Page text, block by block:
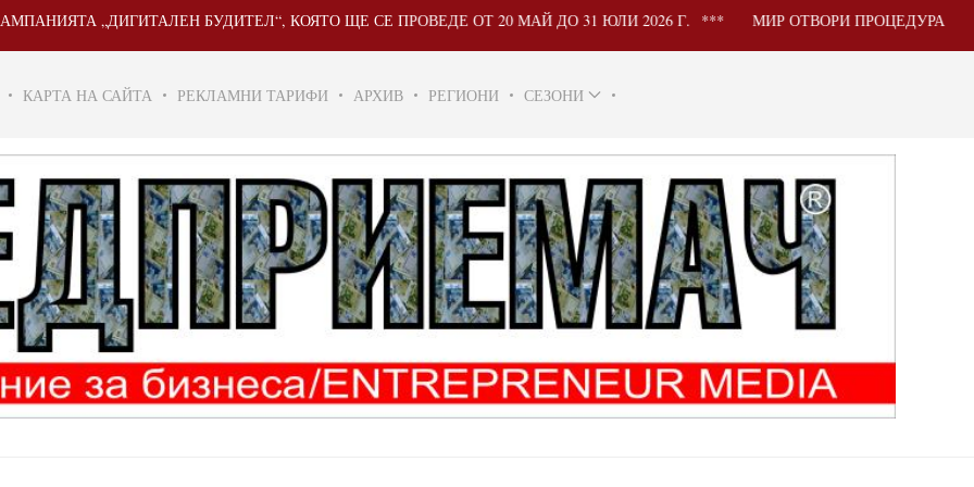
„ДИГИТАЛЕН БУДИТЕЛ“, КОЯТО ЩЕ СЕ ПРОВЕДЕ ОТ 20 МАЙ ДО 31 ЮЛИ 2026 Г. МИР ОТВОРИ ПРОЦЕДУРА ЗА
КАРТА НА САЙТА РЕКЛАМНИ ТАРИФИ АРХИВ РЕГИОНИ СЕЗОНИ